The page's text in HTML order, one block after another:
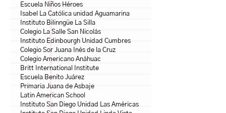
Escuela Niños Héroes
Isabel La Católica unidad Aguamarina
Instituto Bilinngüe La Silla
Colegio La Salle San Nicolás
Instituto Edinbourgh Unidad Cumbres
Colegio Sor Juana Inés de la Cruz
Colegio Americano Anáhuac
Britt International Institute
Escuela Benito Juárez
Primaria Juana de Asbaje
Latin American School
Instituto San Diego Unidad Las Américas